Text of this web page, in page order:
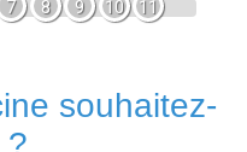
7 8 9 10 11
souhaitez-
?